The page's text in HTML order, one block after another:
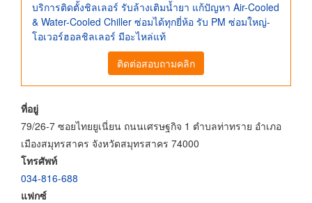
บริการติดตั้งชิลเลอร์ รับล้างเติมน้ำยา แก้ปัญหา Air-Cooled
& Water-Cooled Chiller ซ่อมได้ทุกยี่ห้อ รับ PM ซ่อมใหญ่-
โอเวอร์ฮอลชิลเลอร์ มีอะไหล่แท้
ติดต่อสอบถามคลิก
ที่อยู่
79/26-7 ซอยไทยยูเนี่ยน ถนนเศรษฐกิจ 1 ตำบลท่าทราย อำเภอ
เมืองสมุทรสาคร จังหวัดสมุทรสาคร 74000
โทรศัพท์
034-816-688
แฟกซ์